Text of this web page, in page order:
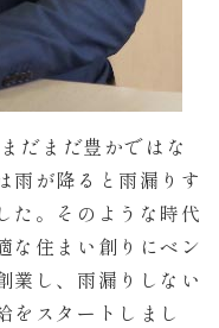
だまだ豊かではな
雨が降ると雨漏りす
た。そのような時代
な住まい創りにベン
業し、雨漏りしない
をスタートしまし